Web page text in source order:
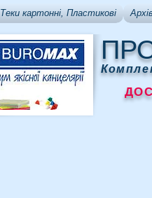
Теки картонні, Пластикові